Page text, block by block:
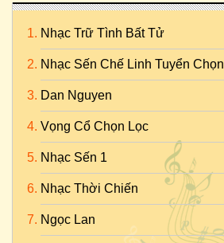
Nhạc Trữ Tình Bất Tử
Nhạc Sến Chế Linh Tuyển Chọn
Dan Nguyen
Vọng Cổ Chọn Lọc
Nhạc Sến 1
Nhạc Thời Chiến
Ngọc Lan